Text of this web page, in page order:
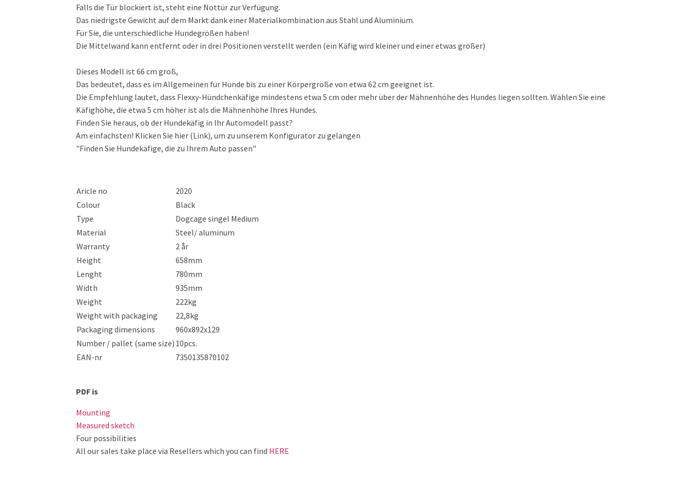
Falls die Tür blockiert ist, steht eine Nottür zur Verfügung.
Das niedrigste Gewicht auf dem Markt dank einer Materialkombination aus Stahl und Aluminium.
Für Sie, die unterschiedliche Hundegrößen haben!
Die Mittelwand kann entfernt oder in drei Positionen verstellt werden (ein Käfig wird kleiner und einer etwas größer)
Dieses Modell ist 66 cm groß,
Das bedeutet, dass es im Allgemeinen für Hunde bis zu einer Körpergröße von etwa 62 cm geeignet ist.
Die Empfehlung lautet, dass Flexxy-Hündchenkäfige mindestens etwa 5 cm oder mehr über der Mähnenhöhe des Hundes liegen sollten. Wählen Sie eine
Käfighöhe, die etwa 5 cm höher ist als die Mähnenhöhe Ihres Hundes.
Finden Sie heraus, ob der Hundekäfig in Ihr Automodell passt?
Am einfachsten! Klicken Sie hier (Link), um zu unserem Konfigurator zu gelangen
"Finden Sie Hundekäfige, die zu Ihrem Auto passen"
Aricle no
2020
Colour
Black
Type
Dogcage singel Medium
Material
Steel/ aluminum
Warranty
2 år
Height
658mm
Lenght
780mm
Width
935mm
Weight
222kg
Weight with packaging
22,8kg
Packaging dimensions
960x892x129
Number / pallet (same size) 10pcs.
EAN-nr
7350135870102
PDF is
Mounting
Measured sketch
Four possibilities
All our sales take place via Resellers which you can find HERE